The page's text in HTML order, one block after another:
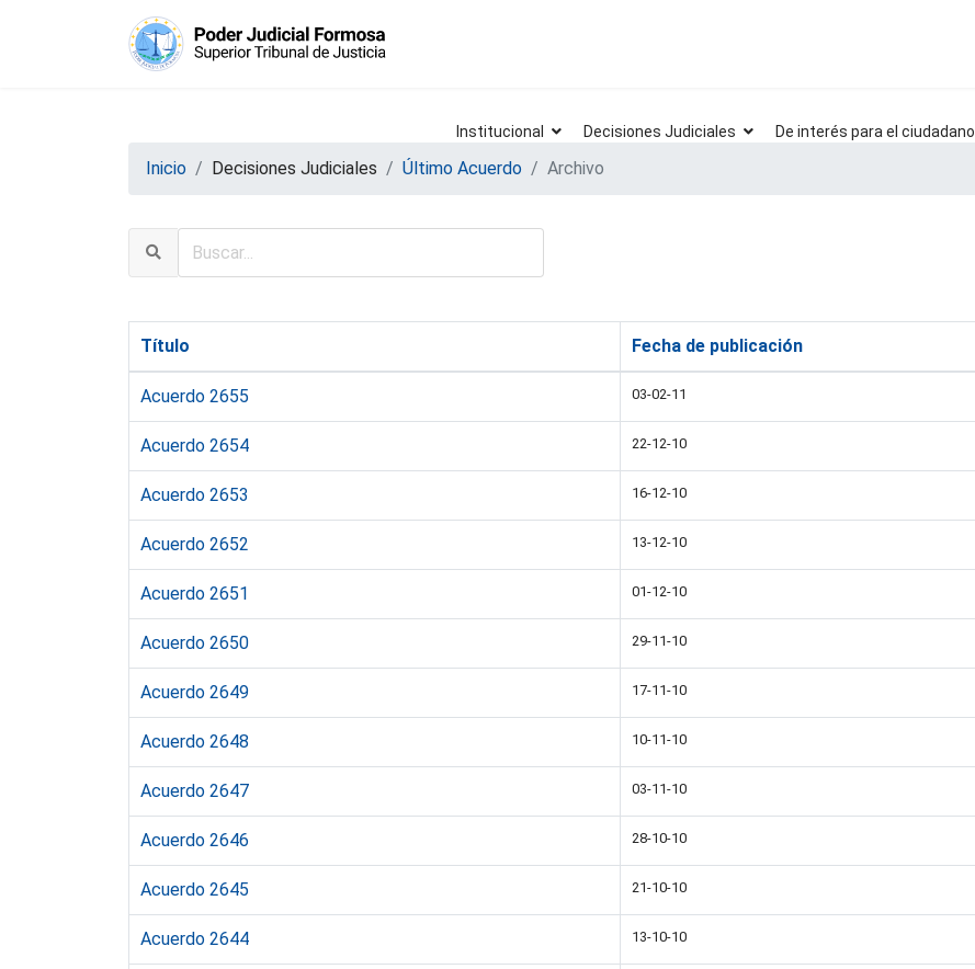
Institucional Decisiones Judiciales De interés para el ciudadano
Inicio Decisiones Judiciales Último Acuerdo Archivo
Título Fecha de publicación
Acuerdo 2655 03-02-11
Acuerdo 2654 22-12-10
Acuerdo 2653 16-12-10
Acuerdo 2652 13-12-10
Acuerdo 2651 01-12-10
Acuerdo 2650 29-11-10
Acuerdo 2649 17-11-10
Acuerdo 2648 10-11-10
Acuerdo 2647 03-11-10
Acuerdo 2646 28-10-10
Acuerdo 2645 21-10-10
Acuerdo 2644 13-10-10